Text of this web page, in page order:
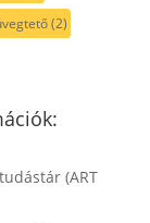
(2)
(ART